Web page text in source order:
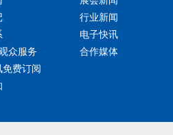
众服务
免费订阅
行业新闻
电子快讯
合作媒体